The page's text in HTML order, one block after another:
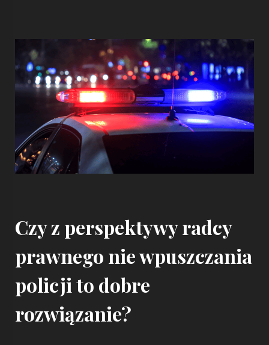
Czy z perspektywy radcy
prawnego nie wpuszczania
policji to dobre
rozwiązanie?